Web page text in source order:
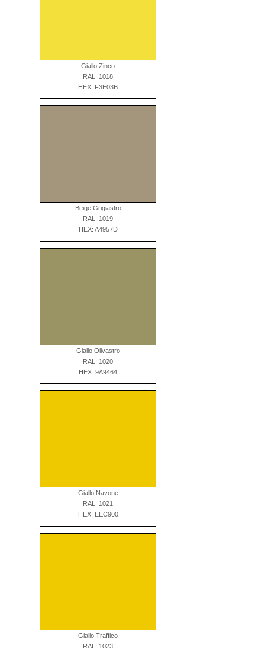
Giallo Zinco
RAL: 1018
HEX: F3E03B
Beige Grigiastro
RAL: 1019
HEX: A4957D
Giallo Olivastro
RAL: 1020
HEX: 9A9464
Giallo Navone
RAL: 1021
HEX: EEC900
Giallo Traffico
RAL: 1023